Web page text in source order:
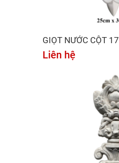
GIỌT NƯỚC CỘT 17
Liên hệ